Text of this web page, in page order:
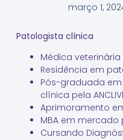
março 1,
Patologista clínica
Médica
Residência em
Pós-graduada
clínica pela
Aprimoramento
MBA em mercado
Cursando